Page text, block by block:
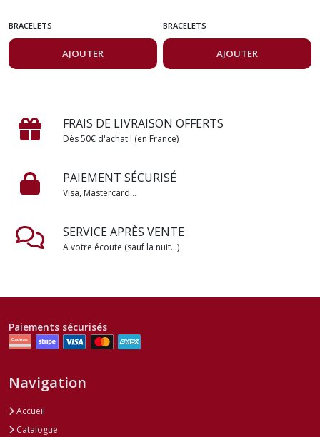
BRACELETS
AJOUTER
BRACELETS
AJOUTER
FRAIS DE LIVRAISON OFFERTS
Dès 50€ d'achat ! (en France)
PAIEMENT SÉCURISÉ
Visa, Mastercard...
SERVICE APRÈS VENTE
A votre écoute (sauf la nuit...)
Paiements sécurisés
Navigation
Accueil
Catalogue